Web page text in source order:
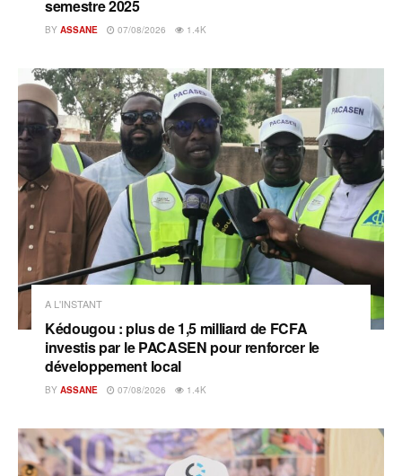
semestre 2025
BY ASSANE 07/08/2026 1.4K
A L'INSTANT
Kédougou : plus de 1,5 milliard de FCFA
investis par le PACASEN pour renforcer le
développement local
BY ASSANE 07/08/2026 1.4K